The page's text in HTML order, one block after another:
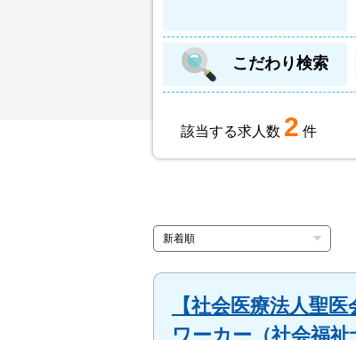
こだわり検索
該当する求人数 2 件
【社会医療法人聖
ワーカー（社会福